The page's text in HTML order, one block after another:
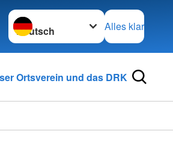
Sprache wechseln zu
Alles klar
Ortsverein und das DRK